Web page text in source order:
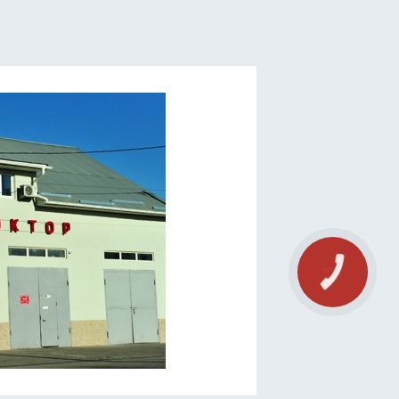
КНОПКА
СВЯЗИ